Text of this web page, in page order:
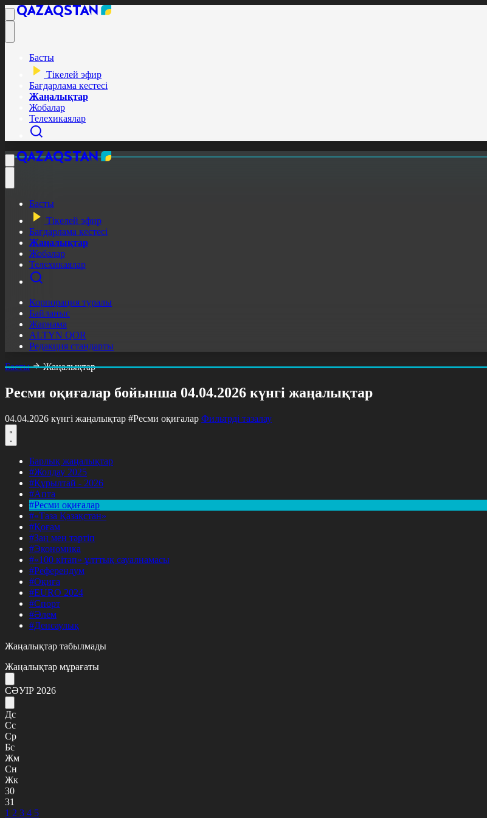
Басты
Тікелей эфир
Бағдарлама кестесі
Жаңалықтар
Жобалар
Телехикаялар
Басты
Тікелей эфир
Бағдарлама кестесі
Жаңалықтар
Жобалар
Телехикаялар
Корпорация туралы
Байланыс
Жарнама
ALTYN QOR
Редакция стандарты
Басты
Жаңалықтар
Ресми оқиғалар бойынша 04.04.2026 күнгі жаңалықтар
04.04.2026 күнгі жаңалықтар #Ресми оқиғалар Фильтрді тазалау
Барлық жаңалықтар
#Жолдау 2025
#Құрылтай - 2026
#Апта
#Ресми оқиғалар
#«Таза Қазақстан»
#Қоғам
#Заң мен тәртіп
#Экономика
#«100 кітап» ұлттық сауалнамасы
#Референдум
#Оқиға
#EURO 2024
#Спорт
#Әлем
#Денсаулық
Жаңалықтар табылмады
Жаңалықтар мұрағаты
СӘУІР 2026
Дс
Сс
Ср
Бс
Жм
Сн
Жк
30
31
1 2 3 4 5